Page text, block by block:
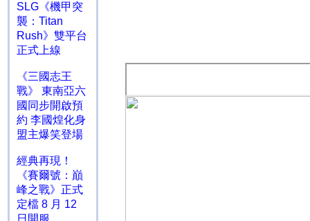
SLG《機甲突
襲：Titan
Rush》雙平台
正式上線
《三國志王
戰》 東南亞六
國同步開啟預
約 李國煌化身
盟主爆笑登場
經典再現！
《賽爾號：巔
峰之戰》正式
定檔 8 月 12
日開服